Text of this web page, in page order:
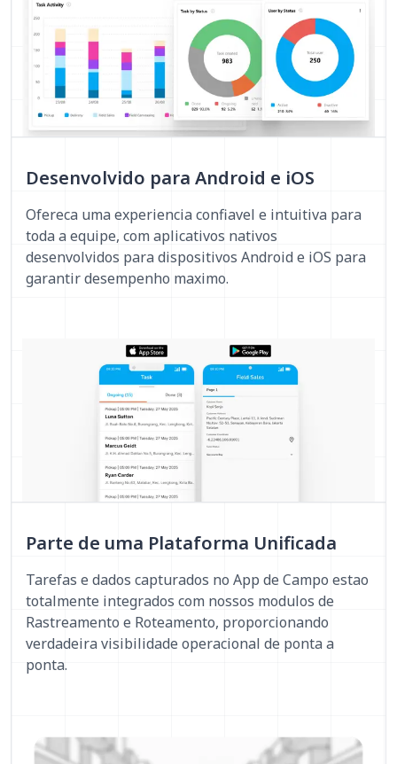
Desenvolvido para Android e iOS
Ofereca uma experiencia confiavel e intuitiva para
toda a equipe, com aplicativos nativos
desenvolvidos para dispositivos Android e iOS para
garantir desempenho maximo.
Parte de uma Plataforma Unificada
Tarefas e dados capturados no App de Campo estao
totalmente integrados com nossos modulos de
Rastreamento e Roteamento, proporcionando
verdadeira visibilidade operacional de ponta a
ponta.